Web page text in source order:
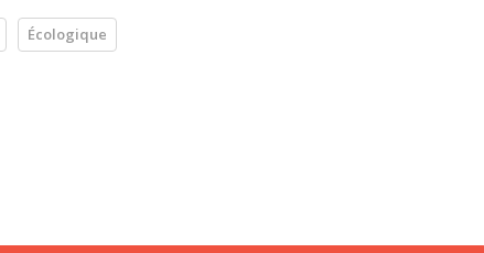
Écologique